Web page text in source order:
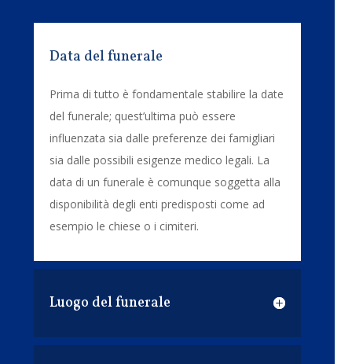
Data del funerale
Prima di tutto è fondamentale stabilire la date
del funerale; quest’ultima può essere
influenzata sia dalle preferenze dei famigliari
sia dalle possibili esigenze medico legali. La
data di un funerale è comunque soggetta alla
disponibilità degli enti predisposti come ad
esempio le chiese o i cimiteri.
Luogo del funerale